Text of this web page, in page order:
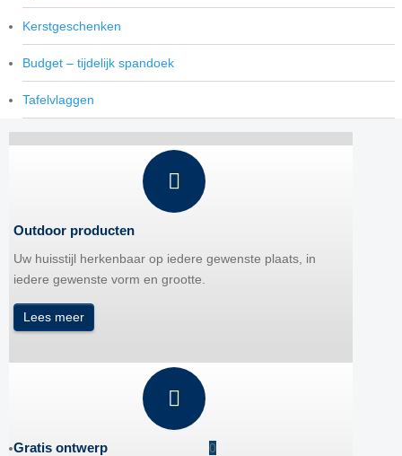
0
Kerstgeschenken
Budget – tijdelijk spandoek
Tafelvlaggen
Outdoor producten
Uw huisstijl herkenbaar op iedere gewenste plaats, in
iedere gewenste vorm en grootte.
Lees meer
Gratis ontwerp